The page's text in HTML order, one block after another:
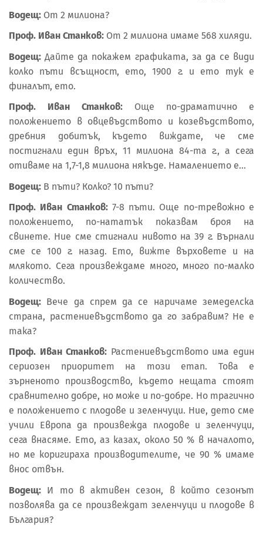
Водещ: От 2 милиона?
Проф. Иван Станков: От 2 милиона имаме 568 хиляди.
Водещ: Дайте да покажем графиката, за да се види
колко пъти всъщност, ето, 1900 г. и ето тук е
финалът, ето.
Проф. Иван Станков: Още по-драматично е
положението в овцевъдството и козевъдството,
дребния добитък, където виждате, че сме
постигнали един връх, 11 милиона 84-та г., а сега
отиваме на 1,7-1,8 милиона някъде. Намалението е…
Водещ: В пъти? Колко? 10 пъти?
Проф. Иван Станков:7-8 пъти. Още по-тревожно е
положението, по-нататък показвам броя на
свинете. Ние сме стигнали нивото на 39 г. Върнали
сме се 100 г. назад. Ето, вижте върховете и на
млякото. Сега произвеждаме много, много по-малко
количество.
Водещ: Вече да спрем да се наричаме земеделска
страна, растениевъдството да го забравим? Не е
така?
Проф. Иван Станков: Растениевъдството има един
сериозен приоритет на този етап. Това е
зърненото производство, където нещата стоят
сравнително добре, но може и по-добре. Но трагично
е положението с плодове и зеленчуци. Ние, дето сме
учили Европа да произвежда плодове и зеленчуци,
сега внасяме. Ето, аз казах, около 50 % в началото,
но ме коригираха производителите, че 90 % имаме
внос отвън.
Водещ: И то в активен сезон, в който сезонът
позволява да се произвеждат зеленчуци и плодове в
България?